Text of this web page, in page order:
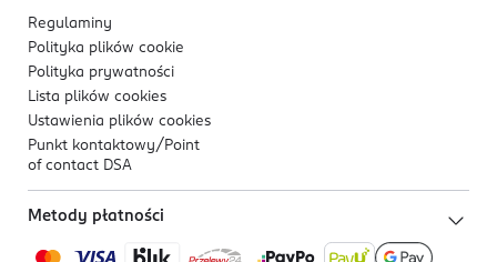
Regulaminy
Polityka plików cookie
Polityka prywatności
Lista plików cookies
Ustawienia plików cookies
Punkt kontaktowy/ Point
of contact DSA
Metody płatności